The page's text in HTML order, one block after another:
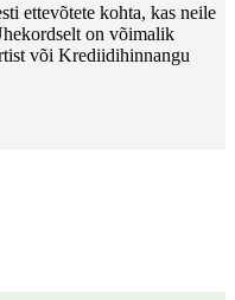
ettevõtete kohta, kas neile
on võimalik
või Krediidihinnangu